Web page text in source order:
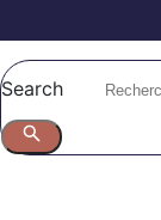
Search